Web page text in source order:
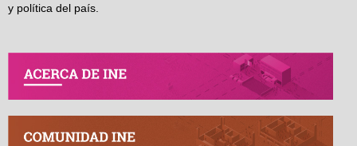
y política del país.